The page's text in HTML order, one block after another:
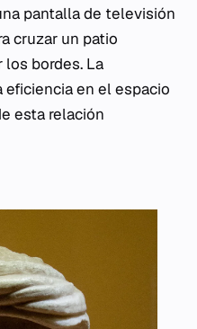
pantalla de televisión
cruzar un patio
los bordes. La
en el espacio
esta relación